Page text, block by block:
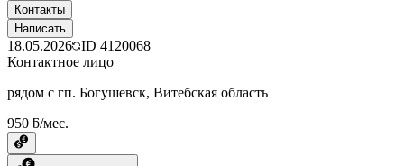
Контакты
Написать
18.05.2026 ID 4120068
Контактное лицо
рядом с гп. Богушевск, Витебская область
950 ƃ/мес.